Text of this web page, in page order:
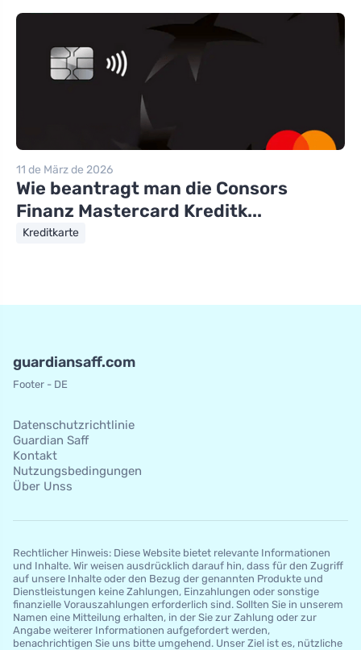
11 de März de 2026
Wie beantragt man die Consors
Finanz Mastercard Kreditk...
Kreditkarte
guardiansaff.com
Footer - DE
Datenschutzrichtlinie
Guardian Saff
Kontakt
Nutzungsbedingungen
Über Unss
Rechtlicher Hinweis: Diese Website bietet relevante Informationen
und Inhalte. Wir weisen ausdrücklich darauf hin, dass für den Zugriff
auf unsere Inhalte oder den Bezug der genannten Produkte und
Dienstleistungen keine Zahlungen, Einzahlungen oder sonstige
finanzielle Vorauszahlungen erforderlich sind. Sollten Sie in unserem
Namen eine Mitteilung erhalten, in der Sie zur Zahlung oder zur
Angabe weiterer Informationen aufgefordert werden,
benachrichtigen Sie uns bitte umgehend. Unser Ziel ist es, nützliche